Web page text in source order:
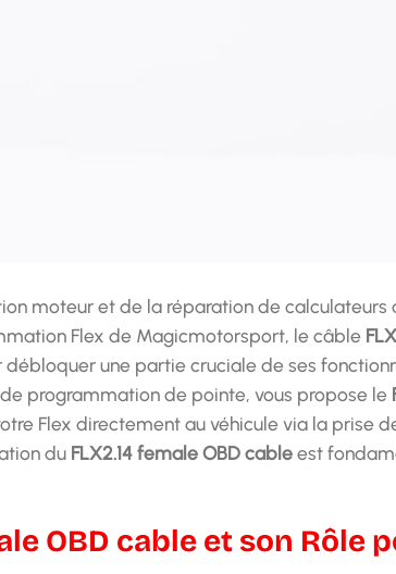
moteur et de la réparation de calculateurs
Flex de Magicmotorsport, le câble
une partie cruciale de ses
programmation de pointe, vous propose le
Flex directement au véhicule via la prise
du FLX2.14 female OBD cableest
OBD cable et son Rôle